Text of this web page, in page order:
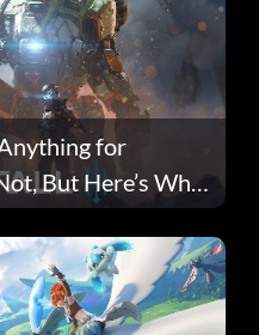
for
But Here’s Why